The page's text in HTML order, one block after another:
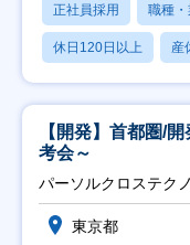
正社員採用 職種
休日120日以上 産
【開発】首都圏/
考会～
パーソルクロステク
東京都